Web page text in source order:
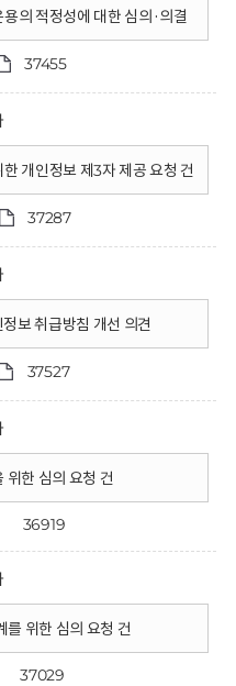
의 적정성에 대한 심의·의결
37455
개인정보 제3자 제공 요청 건
37287
보 취급방침 개선 의견
37527
위한 심의 요청 건
36919
를 위한 심의 요청 건
37029